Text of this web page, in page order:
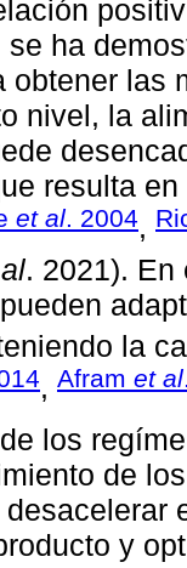
ha
obtener las
nivel, la
resulta
et al. 2004,
. 2021).
la
, Afram et al
los
de
y